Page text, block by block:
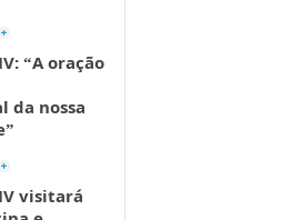
“A oração
da nossa
visitará